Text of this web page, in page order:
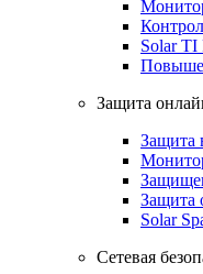
Solar TI
Защита
Защита
Защита
Solar
Сетевая